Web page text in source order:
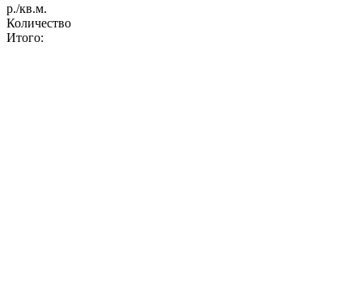
р./кв.м.
Количество
Итого: